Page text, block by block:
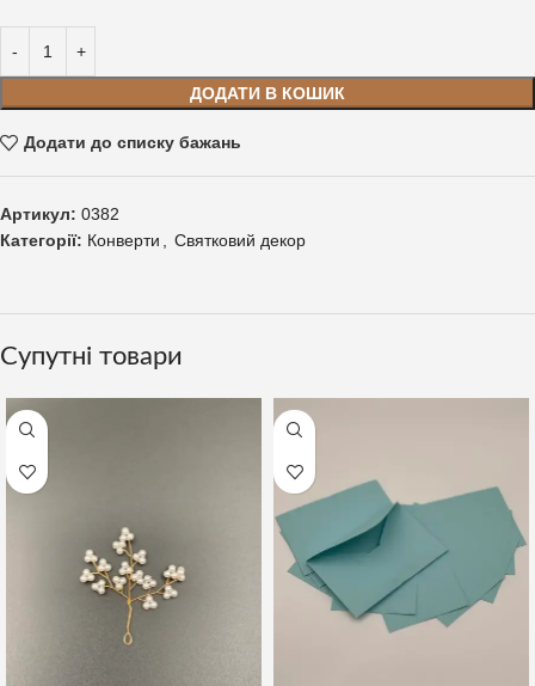
ДОДАТИ В КОШИК
Додати до списку бажань
Артикул: 0382
Категорії: Конверти Святковий декор
Супутні товари